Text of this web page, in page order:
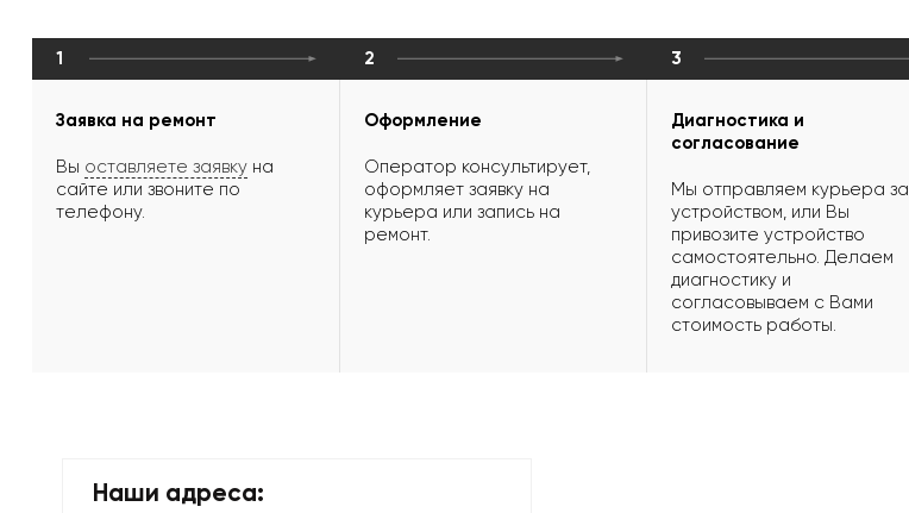
1
Заявка на ремонт
Вы оставляете заявку на
сайте или звоните по
телефону.
2
Оформление
Оператор консультирует,
оформляет заявку на
курьера или запись на
ремонт.
3
Диагностика и
согласование
Мы отправляем курьера за
устройством, или Вы
привозите устройство
самостоятельно. Делаем
диагностику и
согласовываем с Вами
стоимость работы.
Наши адреса: